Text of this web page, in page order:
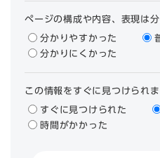
ページの構成や内容、表現は
分かりやすかった
分かりにくかった
この情報をすぐに見つけられま
すぐに見つけられた
時間がかかった